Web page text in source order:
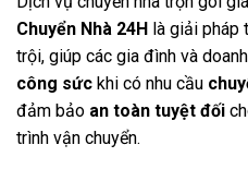
Chuyển Nhà 24H là giải pháp
trội, giúp các gia đình và
công sức khi có nhu cầu
đảm bảo an toàn tuyệt đối
trình vận chuyển.